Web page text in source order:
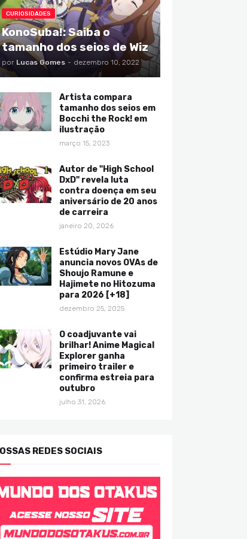
CURIOSIDADES
KonoSuba!: Saiba o
tamanho dos seios de Wiz
por Lucas Gomes - dezembro 10, 2022
Artista compara
tamanho dos seios em
Bocchi the Rock! em
ilustração
março 15, 2023
Autor de "High School
DxD" revela luta
contra doença em seu
aniversário de 20 anos
de carreira
janeiro 20, 2026
Estúdio Mary Jane
anuncia novos OVAs de
Shoujo Ramune e
Hajimete no Hitozuma
para 2026 [+18]
dezembro 25, 2025
O coadjuvante vai
brilhar! Anime Magical
Explorer ganha
primeiro trailer e
confirma estreia para
outubro
julho 31, 2026
REDES SOCIAIS